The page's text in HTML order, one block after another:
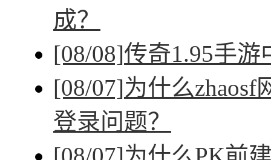
成？
[08/08]传奇1.95手
[08/07]为什么
登录问题？